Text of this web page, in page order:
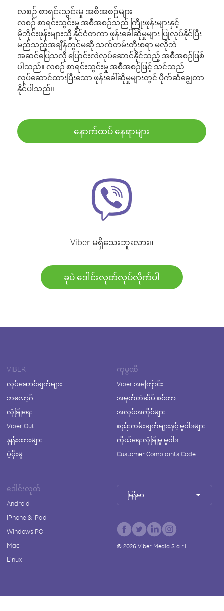
လစဉ် စာရင်းသွင်းမှု အစီအစဉ်များ
လစဉ် စာရင်းသွင်းမှု အစီအစဉ်သည် ကြိုးဖုန်းများနှင့်
မိုဘိုင်းဖုန်းများသို့ နိုင်ငံတကာ ဖုန်းခေါ်ဆိုမှုများ ပြုလုပ်နိုင်ပြီး
မည်သည့်အချိန်တွင်မဆို သက်တမ်းတိုးစရာ မလိုဘဲ
အဆင်ပြေသလို ပြောင်းလဲလုပ်ဆောင်နိုင်သည့် အစီအစဉ်ဖြစ်
ပါသည်။ လစဉ် စာရင်းသွင်းမှု အစီအစဉ်ဖြင့် သင်သည်
လုပ်ဆောင်ထားပြီးသော ဖုန်းခေါ်ဆိုမှုများတွင် ပိုက်ဆံချွေတာ
နိုင်ပါသည်။
နောက်ထပ် နေရာများ
Viber မရှိသေးဘူးလား။
ခုပဲ ဒေါင်းလုတ်လုပ်လိုက်ပါ
VIBER
လုပ်ဆောင်ချက်များ
ဘလော့ဂ်
လုံခြုံရေး
Viber Out
နှုန်းထားများ
ပံ့ပိုးမှု
ကုမ္ပဏီ
Viber အကြောင်း
အမှတ်တံဆိပ် စင်တာ
အလုပ်အကိုင်များ
စည်းကမ်းချက်များနှင့် မူဝါဒများ
ကိုယ်ရေးလုံခြုံမှု မူဝါဒ
Customer Complaints Code
ဒေါင်းလုတ်
Android
iPhone & iPad
Windows PC
Mac
Linux
မြန်မာ
© 2026Viber Media S.à r.l.